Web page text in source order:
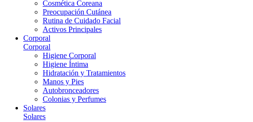
Cosmética Coreana
Preocupación Cutánea
Rutina de Cuidado Facial
Activos Principales
Corporal
Corporal
Higiene Corporal
Higiene Íntima
Hidratación y Tratamientos
Manos y Pies
Autobronceadores
Colonias y Perfumes
Solares
Solares